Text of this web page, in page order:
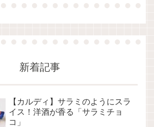
新着記事
【カルディ】サラミのようにスラ
イス！洋酒が香る「サラミチョ
コ」